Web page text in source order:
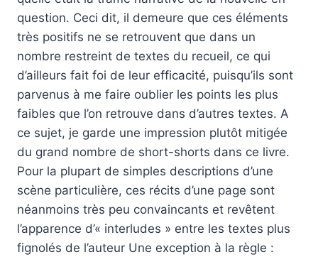
question. Ceci dit, il demeure que ces éléments
très positifs ne se retrouvent que dans un
nombre restreint de textes du recueil, ce qui
d’ailleurs fait foi de leur efficacité, puisqu’ils sont
parvenus à me faire oublier les points les plus
faibles que l’on retrouve dans d’autres textes. A
ce sujet, je garde une impression plutôt mitigée
du grand nombre de short-shorts dans ce livre.
Pour la plupart de simples descriptions d’une
scène particulière, ces récits d’une page sont
néanmoins très peu convaincants et revêtent
l’apparence d’« interludes » entre les textes plus
fignolés de l’auteur Une exception à la règle :